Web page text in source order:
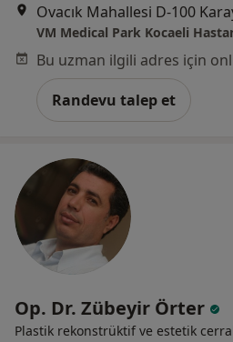
VM Medical Park Kocaeli
Randevu talep et
Op. Dr. Zübeyir Örter
Plastik rekonstrüktif ve estetik